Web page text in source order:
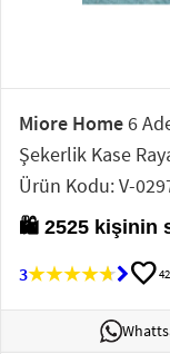
Miore Home6
Şekerlik Kase
Ürün Kodu: V-
🛍️ 2525 kişinin
3 favorite